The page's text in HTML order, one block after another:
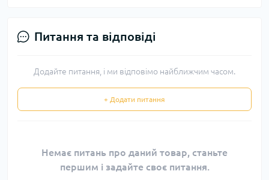
Питання та відповіді
Додайте питання, і ми відповімо найближчим часом.
+ Додати питання
Немає питань про даний товар, станьте
першим і задайте своє питання.